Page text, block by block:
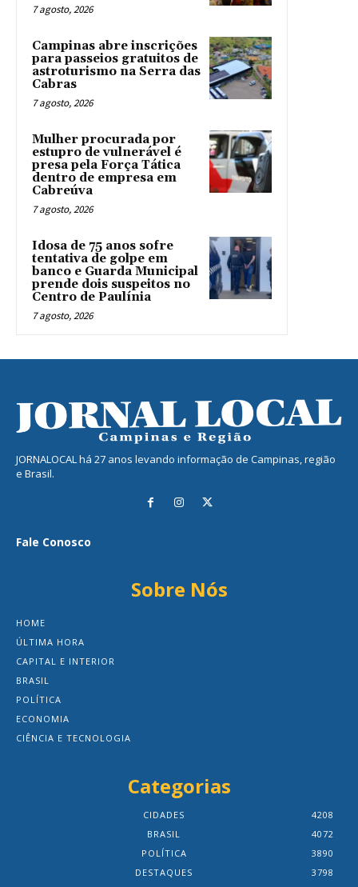
7 agosto, 2026
Campinas abre inscrições
para passeios gratuitos de
astroturismo na Serra das
Cabras
7 agosto, 2026
Mulher procurada por
estupro de vulnerável é
presa pela Força Tática
dentro de empresa em
Cabreúva
7 agosto, 2026
Idosa de 75 anos sofre
tentativa de golpe em
banco e Guarda Municipal
prende dois suspeitos no
Centro de Paulínia
7 agosto, 2026
JORNALOCAL há 27 anos levando informação de Campinas, região
e Brasil.
Fale Conosco
Sobre Nós
HOME
ÚLTIMA HORA
CAPITAL E INTERIOR
BRASIL
POLÍTICA
ECONOMIA
CIÊNCIA E TECNOLOGIA
Categorias
CIDADES
4208
BRASIL
4072
POLÍTICA
3890
DESTAQUES
3798